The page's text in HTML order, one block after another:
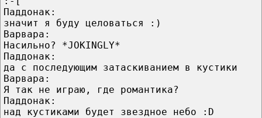
Паддонак:
значит я буду целоваться :)
Варвара:
Насильно? *JOKINGLY*
Паддонак:
да с последующим затаскиванием в кустики
Варвара:
Я так не играю, где романтика?
Паддонак:
над кустиками будет звездное небо :D